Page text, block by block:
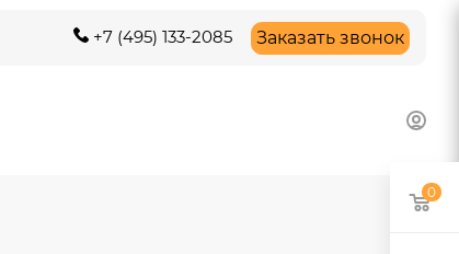
+7 (495) 133-2085 Заказать звонок
0